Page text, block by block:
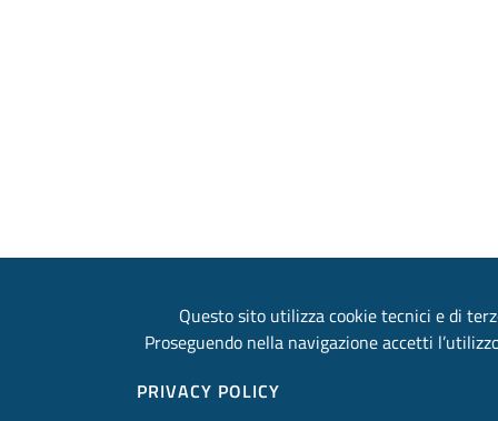
Questo sito utilizza cookie tecnici e di
Proseguendo nella navigazione accetti
PRIVACY POLICY